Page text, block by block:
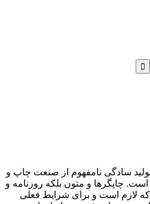
سادگی نامفهوم از صنعت چاپ و
است. چاپگرها و متون بلکه روزنامه و
لازم است و برای شرايط فعلی